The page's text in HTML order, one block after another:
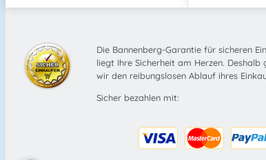
Die Bannenberg-Garantie für sicheren
liegt Ihre Sicherheit am Herzen. Deshalb
wir den reibungslosen Ablauf ihres
Sicher bezahlen mit: